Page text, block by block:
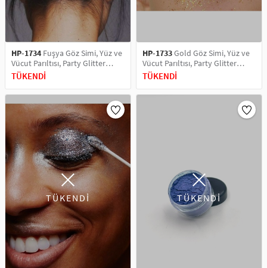
HP-1734 Fuşya Göz Simi, Yüz ve
Vücut Parıltısı, Party Glitter
Makyaj Simi 5 ML
TÜKENDİ
HP-1733Gold Göz Simi, Yüz ve
Vücut Parıltısı, Party Glitter
Makyaj Simi 5 ML
TÜKENDİ
TÜKENDİ TÜKENDİ